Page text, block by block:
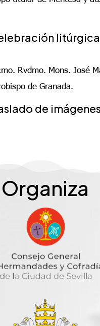
Rvdmo. Mons. José
de Granada.
de
Organiza